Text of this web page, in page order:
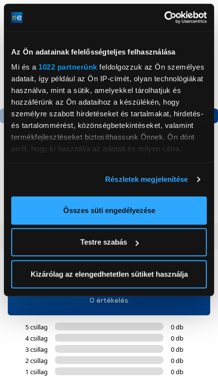
Az Ön adatainak felelősségteljes felhasználása
Mi és a 1022 partnerünk feldolgozzuk az Ön személyes
adatait, így például az Ön IP-címét, olyan technológiákat
használva, mint a sütik, amelyekkel tárolhatjuk és
hozzáférünk az Ön adataihoz a készülékén, hogy
személyre szabott hirdetéseket és tartalmakat, hirdetés-
és tartalommérést, közönségbetekintéseket, valamint
termékfejlesztéseket biztosíthassunk Önnek. Ön dönt
arról, hogy ki használja az adatait és milyen célra.
elhelyezkedéséről pár méteres pontossággal
Az Ön készülékén beazonosítása annak konkrét
módjairól és adja meg preferenciáit aRészletek
pontban. Bármikor módosíthatja vagy visszavonhatja a
Sütinyilatkozathoz való hozzájárulását.
okat használ, melyeket az Ön gépén tárol a rendszer. A
cookie-k személyazonosítására nem alkalmasak,
szolgáltatásaink biztosításához szükségesek. Az oldal
használatával Ön elfogadja a cookie-k használatát.
További információk:
Adatvédelem
Részletek megjelenítése
Összes süti engedélyezése
Testre szabás
Kizárólag az elengedhetetlen sütiket használja
Neked ajánljuk
Termék adatlap
199 999 Ft
Termék adatlap
kombinált hűtőszekrény
179 999 Ft
0
0 értékelés
5 csillag
0 db
4 csillag
0 db
3 csillag
0 db
2 csillag
0 db
1 csillag
0 db